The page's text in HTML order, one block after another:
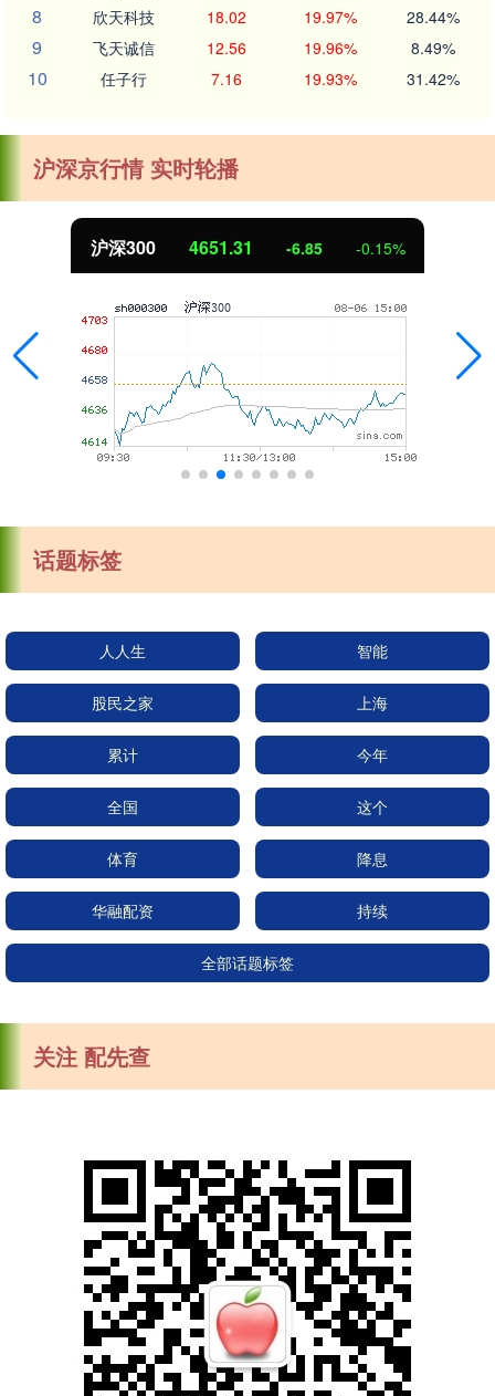
8 欣天科技 18.02 19.97% 28.44%
9 飞天诚信 12.56 19.96% 8.49%
10 任子行 7.16 19.93% 31.42%
沪深京行情 实时轮播
沪深300 4651.31 -6.85 -0.15%
话题标签
人人生 智能
股民之家 上海
累计 今年
全国 这个
体育 降息
华融配资 持续
全部话题标签
关注 配先查